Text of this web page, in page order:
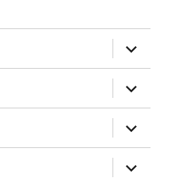
サ
ブ
メ
ニ
ュ
ー
を
展
開
サ
ブ
メ
ニ
ュ
ー
を
展
サ
ブ
メ
ニ
サ